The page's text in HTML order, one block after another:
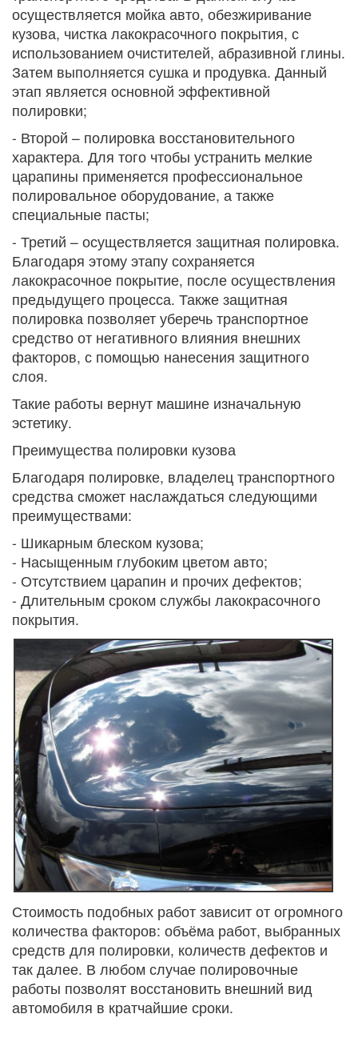
осуществляется мойка авто, обезжиривание
кузова, чистка лакокрасочного покрытия, с
использованием очистителей, абразивной глины.
Затем выполняется сушка и продувка. Данный
этап является основной эффективной
полировки;
- Второй – полировка восстановительного
характера. Для того чтобы устранить мелкие
царапины применяется профессиональное
полировальное оборудование, а также
специальные пасты;
- Третий – осуществляется защитная полировка.
Благодаря этому этапу сохраняется
лакокрасочное покрытие, после осуществления
предыдущего процесса. Также защитная
полировка позволяет уберечь транспортное
средство от негативного влияния внешних
факторов, с помощью нанесения защитного
слоя.
Такие работы вернут машине изначальную
эстетику.
Преимущества полировки кузова
Благодаря полировке, владелец транспортного
средства сможет наслаждаться следующими
преимуществами:
- Шикарным блеском кузова;
- Насыщенным глубоким цветом авто;
- Отсутствием царапин и прочих дефектов;
- Длительным сроком службы лакокрасочного
покрытия.
Стоимость подобных работ зависит от огромного
количества факторов: объёма работ, выбранных
средств для полировки, количеств дефектов и
так далее. В любом случае полировочные
работы позволят восстановить внешний вид
автомобиля в кратчайшие сроки.